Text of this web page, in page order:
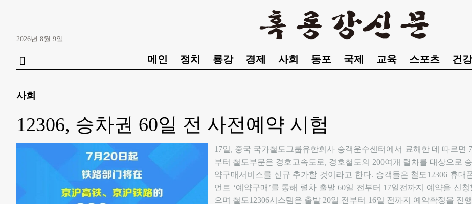
2026년 8월 9일
 메인 정치 룡강 경제 사회 동포 국제 교육 스포츠 건
사회
12306, 승차권 60일 전 사전예약 시험
17일, 중국 국가철도그룹유한회사 승객운수센터에서 료해한 데 따르면
부터 철도부문은 경호고속도로, 경호철도의 200여개 렬차를 대상으로
약구매서비스를 신규 추가할 것이라고 한다. 승객들은 철도12306 휴대
언트 ‘예약구매’를 통해 렬차 출발 60일 전부터 17일전까지 예약을 신청
으며 철도12306시스템은 출발 20일 전부터 16일 전까지 예약확정을 진